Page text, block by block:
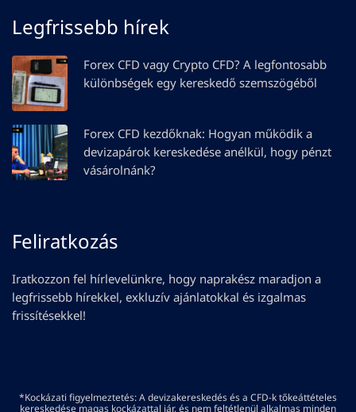
Legfrissebb hírek
Forex CFD vagy Crypto CFD? A legfontosabb
különbségek egy kereskedő szemszögéből
Forex CFD kezdőknak: Hogyan működik a
devizapárok kereskedése anélkül, hogy pénzt
vásárolnánk?
Feliratkozás
Iratkozzon fel hírlevelünkre, hogy naprakész maradjon a
legfrissebb hírekkel, exkluzív ajánlatokkal és izgalmas
frissítésekkel!
*Kockázati figyelmeztetés: A devizakereskedés és a CFD-k tőkeáttételes
kereskedése magas kockázattal jár, és nem feltétlenül alkalmas minden